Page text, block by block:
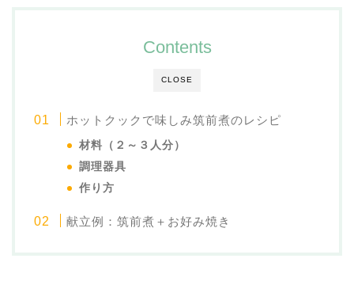
CLOSE
Contents
ホットクックで味しみ筑前煮のレシピ
材料（２～３人分）
調理器具
作り方
献立例：筑前煮＋お好み焼き